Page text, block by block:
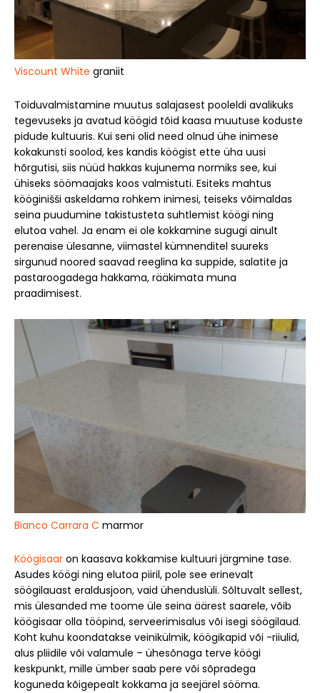
Viscount White graniit
Toiduvalmistamine muutus salajasest pooleldi avalikuks
tegevuseks ja avatud köögid tõid kaasa muutuse koduste
pidude kultuuris. Kui seni olid need olnud ühe inimese
kokakunsti soolod, kes kandis köögist ette üha uusi
hõrgutisi, siis nüüd hakkas kujunema normiks see, kui
ühiseks söömaajaks koos valmistuti. Esiteks mahtus
kööginišši askeldama rohkem inimesi, teiseks võimaldas
seina puudumine takistusteta suhtlemist köögi ning
elutoa vahel. Ja enam ei ole kokkamine sugugi ainult
perenaise ülesanne, viimastel kümnenditel suureks
sirgunud noored saavad reeglina ka suppide, salatite ja
pastaroogadega hakkama, rääkimata muna
praadimisest.
Bianco Carrara C marmor
Köögisaar on kaasava kokkamise kultuuri järgmine tase.
Asudes köögi ning elutoa piiril, pole see erinevalt
söögilauast eraldusjoon, vaid ühenduslüli. Sõltuvalt sellest,
mis ülesanded me toome üle seina äärest saarele, võib
köögisaar olla tööpind, serveerimisalus või isegi söögilaud.
Koht kuhu koondatakse veinikülmik, köögikapid või -riiulid,
alus pliidile või valamule – ühesõnaga terve köögi
keskpunkt, mille ümber saab pere või sõpradega
koguneda kõigepealt kokkama ja seejärel sööma.